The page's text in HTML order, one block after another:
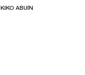
KIKO ABUÍN